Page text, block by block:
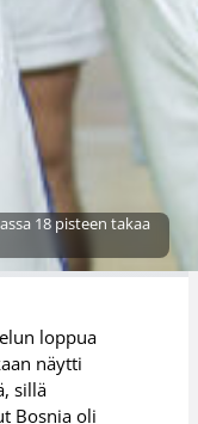
18 pisteen takaa
loppua
näytti
sillä
Bosnia oli